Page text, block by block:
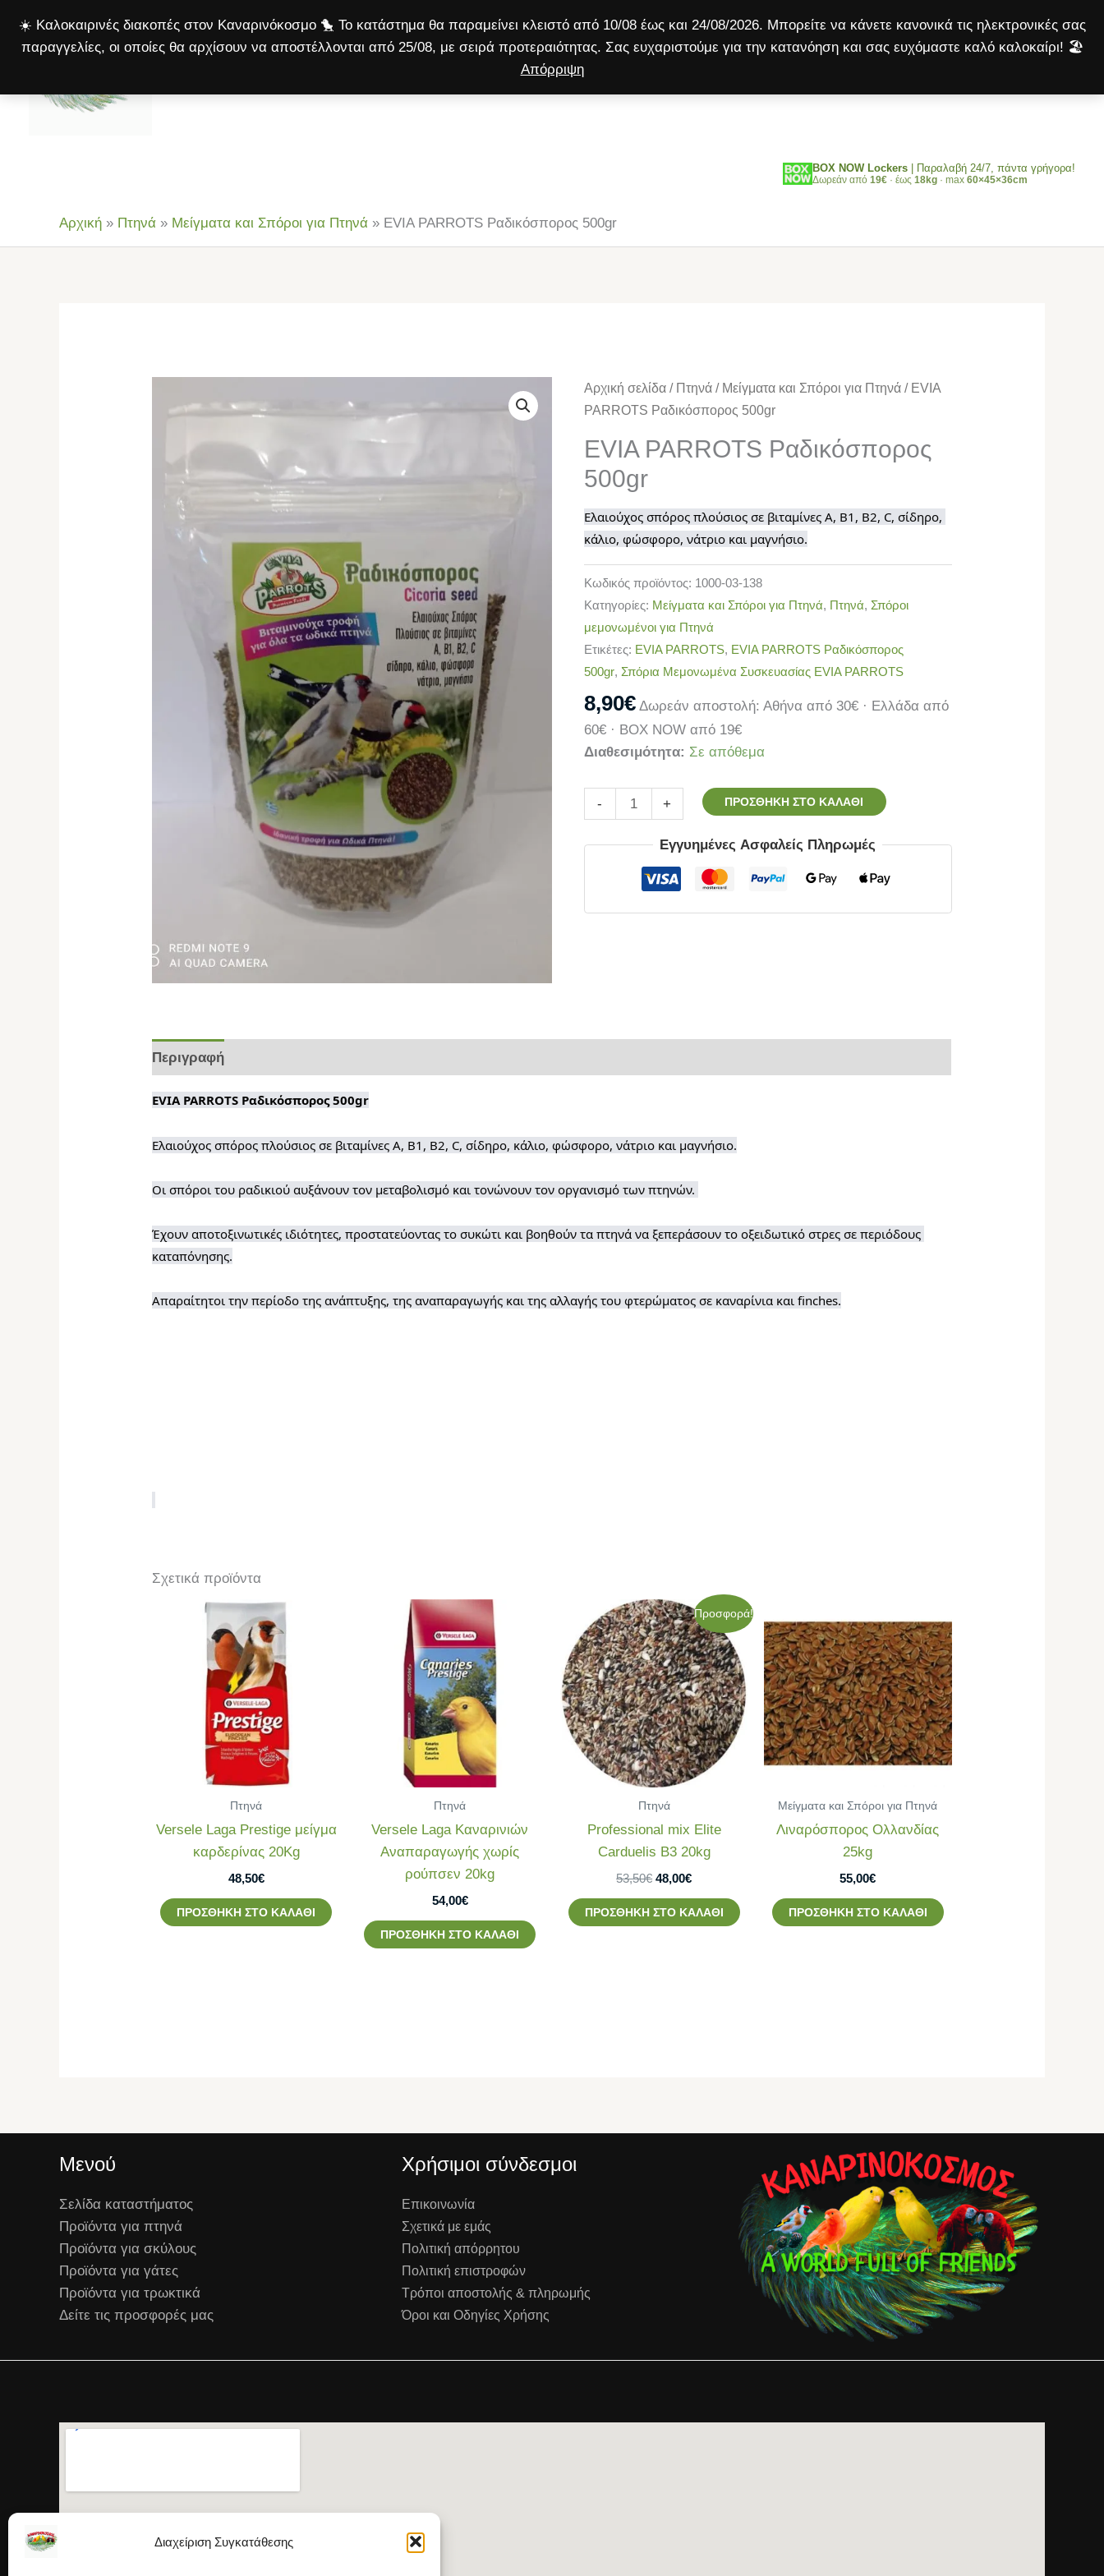
Διαχείριση Συγκατάθεσης
☀️ Καλοκαιρινές διακοπές στον Καναρινόκοσμο 🐤 Το κατάστημα θα παραμείνει κλειστό από 10/08 έως και 24/08/2026. Μπορείτε να κάνετε κανονικά τις ηλεκτρονικές σας
παραγγελίες, οι οποίες θα αρχίσουν να αποστέλλονται από 25/08, με σειρά προτεραιότητας. Σας ευχαριστούμε για την κατανόηση και σας ευχόμαστε καλό καλοκαίρι! 🏖️
Απόρριψη
περιεχόμενο
Μικρό ζώο
BOX NOW Lockers | Παραλαβή 24/7, πάντα γρήγορα!
Δωρεάν από 19€ · έως 18kg · max 60×45×36cm
Αρχική » Πτηνά » Μείγματα και Σπόροι για Πτηνά » EVIA PARROTS Ραδικόσπορος 500gr
Αρχική σελίδα/ Πτηνά/ Μείγματα και Σπόροι για Πτηνά/ EVIA
PARROTS Ραδικόσπορος 500gr
EVIA PARROTS Ραδικόσπορος
500gr
Ελαιούχος σπόρος πλούσιος σε βιταμίνες Α, Β1, Β2, C, σίδηρο,
κάλιο, φώσφορο, νάτριο και μαγνήσιο.
Κωδικός προϊόντος: 1000-03-138
Κατηγορίες: Μείγματα και Σπόροι για Πτηνά, Πτηνά, Σπόροι
μεμονωμένοι για Πτηνά
Ετικέτες: EVIA PARROTS, EVIA PARROTS Ραδικόσπορος
500gr, Σπόρια Μεμονωμένα Συσκευασίας EVIA PARROTS
8,90€ Δωρεάν αποστολή: Αθήνα από 30€ · Ελλάδα από
60€ · BOX NOW από 19€
Διαθεσιμότητα: Σε απόθεμα
-
EVIA
PARROTS
500gr
ποσότητα
+ ΠΡΟΣΘΉΚΗ ΣΤΟ ΚΑΛΆΘΙ
Εγγυημένες Ασφαλείς Πληρωμές
Περιγραφή
EVIA PARROTS Ραδικόσπορος 500gr​
Ελαιούχος σπόρος πλούσιος σε βιταμίνες Α, Β1, Β2, C, σίδηρο, κάλιο, φώσφορο, νάτριο και μαγνήσιο.
Οι σπόροι του ραδικιού αυξάνουν τον μεταβολισμό και τονώνουν τον οργανισμό των πτηνών.
Έχουν αποτοξινωτικές ιδιότητες, προστατεύοντας το συκώτι και βοηθούν τα πτηνά να ξεπεράσουν το οξειδωτικό στρες σε περιόδους
καταπόνησης.
Απαραίτητοι την περίοδο της ανάπτυξης, της αναπαραγωγής και της αλλαγής του φτερώματος σε καναρίνια και finches.
Σχετικά προϊόντα
Πτηνά
Versele Laga Prestige μείγμα
καρδερίνας 20Kg
48,50€
ΠΡΟΣΘΉΚΗ ΣΤΟ ΚΑΛΆΘΙ
Πτηνά
Versele Laga Καναρινιών
Αναπαραγωγής χωρίς
ρούπσεν 20kg
54,00€
ΠΡΟΣΘΉΚΗ ΣΤΟ ΚΑΛΆΘΙ
Προσφορά!
Πτηνά
Professional mix Elite
Carduelis B3 20kg
53,50€
Original
price
was:
53,50€.
48,00€
Η
τρέχουσα
τιμή
είναι:
48,00€.
ΠΡΟΣΘΉΚΗ ΣΤΟ ΚΑΛΆΘΙ
Μείγματα και Σπόροι για Πτηνά
Λιναρόσπορος Ολλανδίας
25kg
55,00€
ΠΡΟΣΘΉΚΗ ΣΤΟ ΚΑΛΆΘΙ
Μενού
Σελίδα καταστήματος
Προϊόντα για πτηνά
Προϊόντα για σκύλους
Προϊόντα για γάτες
Προϊόντα για τρωκτικά
Δείτε τις προσφορές μας
Χρήσιμοι σύνδεσμοι
Επικοινωνία
Σχετικά με εμάς
Πολιτική απόρρητου
Πολιτική επιστροφών
Τρόποι αποστολής & πληρωμής
Όροι και Οδηγίες Χρήσης
500gr
ποσότητα